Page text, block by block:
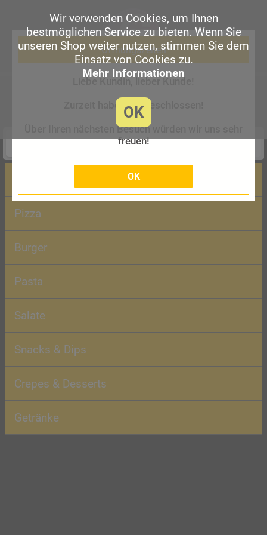
Möllner Landstr. 31B, 21509 Glinde
0407101199
Lieferung Abholung
Pizza
Burger
Pasta
Salate
Snacks & Dips
Crepes & Desserts
Getränke
Öffnungszeiten
Liebe Kundin, lieber Kunde!
Zurzeit haben wir geschlossen!
Über Ihren nächsten Besuch würden wir uns sehr
freuen!
OK
Wir verwenden Cookies, um Ihnen
bestmöglichen Service zu bieten. Wenn Sie
unseren Shop weiter nutzen, stimmen Sie dem
Einsatz von Cookies zu.
Mehr Informationen
OK